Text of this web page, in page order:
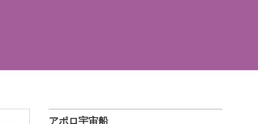
アポロ宇宙船